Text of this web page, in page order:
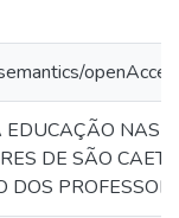
EDUCAÇÃO NAS
DE SÃO
DOS